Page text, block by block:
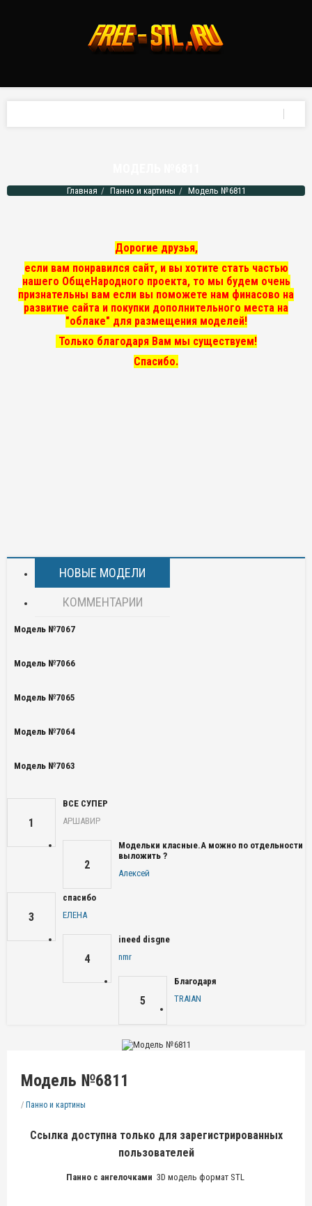
Главная Панно и картины Модель №6811
Дорогие друзья,
если вам понравился сайт, и вы хотите стать частью
нашего ОбщеНародного проекта, то мы будем очень
признательны вам если вы поможете нам финасово на
развитие сайта и покупки дополнительного места на
"облаке" для размещения моделей!
Только благодаря Вам мы существуем!
Спасибо.
НОВЫЕ МОДЕЛИ
КОММЕНТАРИИ
Модель №7067
Модель №7066
Модель №7065
Модель №7064
Модель №7063
1
ВСЕ СУПЕР
АРШАВИР
2
Модельки класные.А можно по отдельности
выложить ?
Алексей
3
спасибо
ЕЛЕНА
4
ineed disgne
nmr
5
Благодаря
TRAIAN
Модель №6811
/ Панно и картины
Ссылка доступна только для зарегистрированных
пользователей
Панно с ангелочками 3D модель формат STL